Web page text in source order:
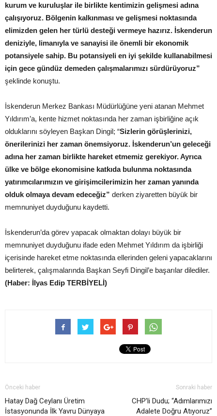
kurum ve kuruluşlar ile birlikte kentimizin gelişmesi adına
çalışıyoruz. Bölgenin kalkınması ve gelişmesi noktasında
elimizden gelen her türlü desteği vermeye hazırız. İskenderun
deniziyle, limanıyla ve sanayisi ile önemli bir ekonomik
potansiyele sahip. Bu potansiyeli en iyi şekilde kullanabilmesi
için gece gündüz demeden çalışmalarımızı sürdürüyoruz”
şeklinde konuştu.
İskenderun Merkez Bankası Müdürlüğüne yeni atanan Mehmet
Yıldırım’a, kente hizmet noktasında her zaman işbirliğine açık
olduklarını söyleyen Başkan Dingil; “Sizlerin görüşlerinizi,
önerilerinizi her zaman önemsiyoruz. İskenderun’un geleceği
adına her zaman birlikte hareket etmemiz gerekiyor. Ayrıca
ülke ve bölge ekonomisine katkıda bulunma noktasında
yatırımcılarımızın ve girişimcilerimizin her zaman yanında
olduk olmaya devam edeceğiz” derken ziyaretten büyük bir
memnuniyet duyduğunu kaydetti.
İskenderun’da görev yapacak olmaktan dolayı büyük bir
memnuniyet duyduğunu ifade eden Mehmet Yıldırım da işbirliği
içerisinde hareket etme noktasında ellerinden geleni yapacaklarını
belirterek, çalışmalarında Başkan Seyfi Dingil’e başarılar dilediler.
(Haber: İlyas Edip TERBİYELİ)
Önceki haber
Hatay Dağ Ceylanı Üretim
İstasyonunda İlk Yavru Dünyaya
Sonraki haber
CHP’li Dudu; “Adımlarımızı
Adalete Doğru Atıyoruz”